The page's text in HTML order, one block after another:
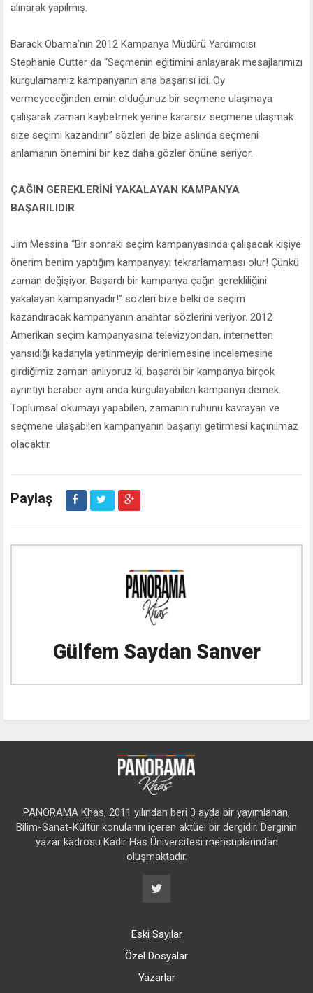
alınarak yapılmış.
Barack Obama’nın 2012 Kampanya Müdürü Yardımcısı
Stephanie Cutter da “Seçmenin eğitimini anlayarak mesajlarımızı
kurgulamamız kampanyanın ana başarısı idi. Oy
vermeyeceğinden emin olduğunuz bir seçmene ulaşmaya
çalışarak zaman kaybetmek yerine kararsız seçmene ulaşmak
size seçimi kazandırır” sözleri de bize aslında seçmeni
anlamanın önemini bir kez daha gözler önüne seriyor.
ÇAĞIN GEREKLERİNİ YAKALAYAN KAMPANYA
BAŞARILIDIR
Jim Messina “Bir sonraki seçim kampanyasında çalışacak kişiye
önerim benim yaptığım kampanyayı tekrarlamaması olur! Çünkü
zaman değişiyor. Başardı bir kampanya çağın gerekliliğini
yakalayan kampanyadır!” sözleri bize belki de seçim
kazandıracak kampanyanın anahtar sözlerini veriyor. 2012
Amerikan seçim kampanyasına televizyondan, internetten
yansıdığı kadarıyla yetinmeyip derinlemesine incelemesine
girdiğimiz zaman anlıyoruz ki, başardı bir kampanya birçok
ayrıntıyı beraber aynı anda kurgulayabilen kampanya demek.
Toplumsal okumayı yapabilen, zamanın ruhunu kavrayan ve
seçmene ulaşabilen kampanyanın başarıyı getirmesi kaçınılmaz
olacaktır.
Paylaş
Gülfem Saydan Sanver
PANORAMA Khas, 2011 yılından beri 3 ayda bir yayımlanan,
Bilim-Sanat-Kültür konularını içeren aktüel bir dergidir. Derginin
yazar kadrosu Kadir Has Üniversitesi mensuplarından
oluşmaktadır.
Eski Sayılar
Özel Dosyalar
Yazarlar